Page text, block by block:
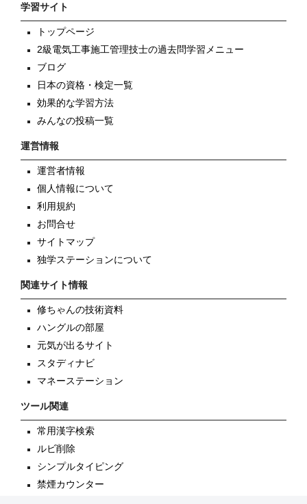
学習サイト
トップページ
2級電気工事施工管理技士の過去問学習メニュー
ブログ
日本の資格・検定一覧
効果的な学習方法
みんなの投稿一覧
運営情報
運営者情報
個人情報について
利用規約
お問合せ
サイトマップ
独学ステーションについて
関連サイト情報
修ちゃんの技術資料
ハングルの部屋
元気が出るサイト
スタディナビ
マネーステーション
ツール関連
常用漢字検索
ルビ削除
シンプルタイピング
禁煙カウンター